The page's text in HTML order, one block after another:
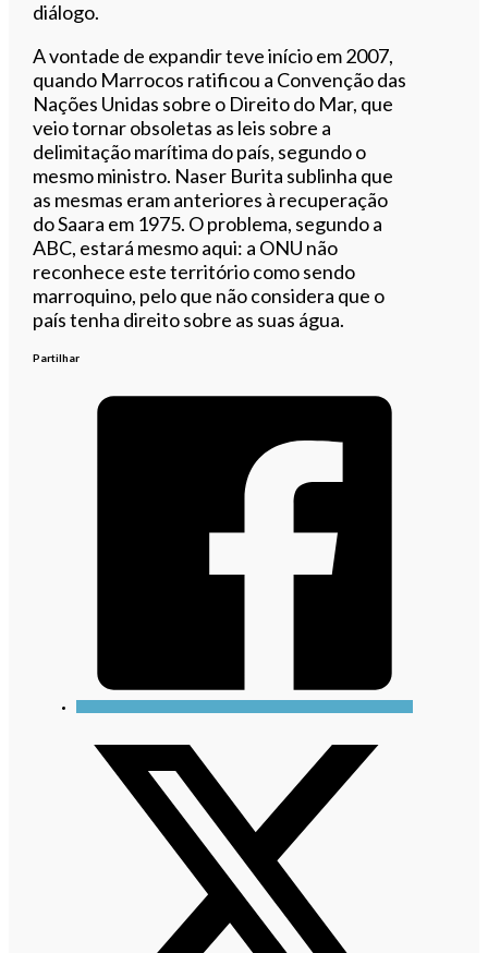
diálogo.
A vontade de expandir teve início em 2007,
quando Marrocos ratificou a Convenção das
Nações Unidas sobre o Direito do Mar, que
veio tornar obsoletas as leis sobre a
delimitação marítima do país, segundo o
mesmo ministro. Naser Burita sublinha que
as mesmas eram anteriores à recuperação
do Saara em 1975. O problema, segundo a
ABC, estará mesmo aqui: a ONU não
reconhece este território como sendo
marroquino, pelo que não considera que o
país tenha direito sobre as suas água.
Partilhar